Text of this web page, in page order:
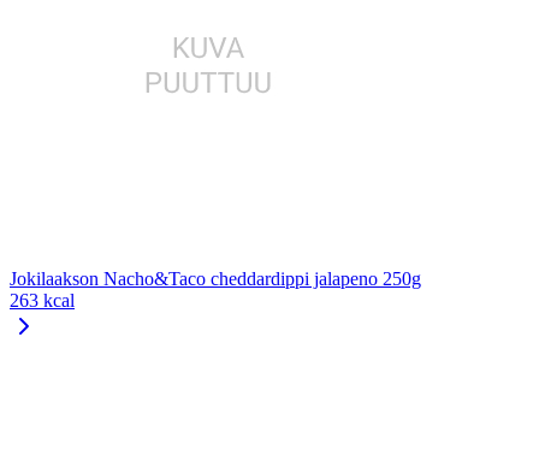
Jokilaakson Nacho&Taco cheddardippi jalapeno 250g
263 kcal